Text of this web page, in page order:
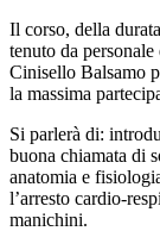
Il corso, della
tenuto da
Cinisello Balsamo
la massima
Si parlerà di:
buona chiamata di
anatomia e
l’arresto cardio-
manichini.